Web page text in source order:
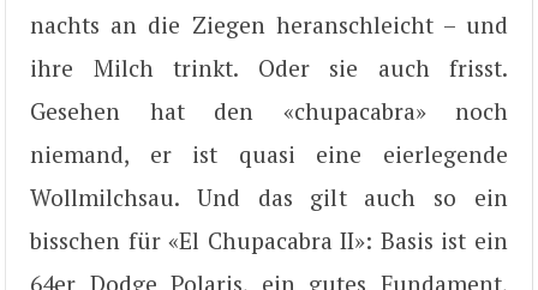
nachts an die Ziegen heranschleicht – und
ihre Milch trinkt. Oder sie auch frisst.
Gesehen hat den «chupacabra» noch
niemand, er ist quasi eine eierlegende
Wollmilchsau. Und das gilt auch so ein
bisschen für «El Chupacabra II»: Basis ist ein
64er Dodge Polaris, ein gutes Fundament,